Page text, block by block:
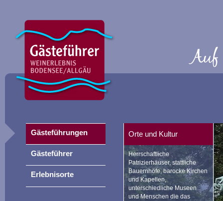
Orte und Kultur
Herrschaftliche
Patrizierhäuser, stattliche
Bauernhöfe, barocke Kirchen
und Kapellen,
unterschiedliche Museen
und Menschen die das
Gästeführungen
Gästeführer
Erlebnisorte